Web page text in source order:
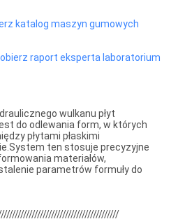
katalog maszyn gumowych
raport eksperta laboratorium
wulkanu płyt
do odlewania form, w których
płytami płaskimi
ten stosuje precyzyjne
materiałów,
parametrów formuły do